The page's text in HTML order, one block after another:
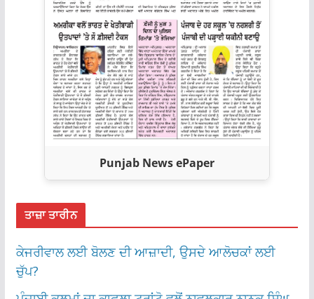
Punjab News ePaper
ਤਾਜ਼ਾ ਤਾਰੀਨ
ਕੇਜਰੀਵਾਲ ਲਈ ਬੋਲਣ ਦੀ ਆਜ਼ਾਦੀ, ਉਸਦੇ ਆਲੋਚਕਾਂ ਲਈ
ਚੁੱਪ?